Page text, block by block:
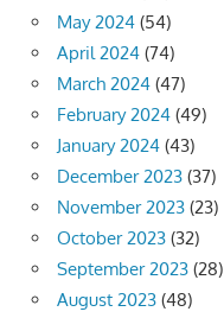
May 2024 (54)
April 2024 (74)
March 2024 (47)
February 2024 (49)
January 2024 (43)
December 2023 (37)
November 2023 (23)
October 2023 (32)
September 2023 (28)
August 2023 (48)